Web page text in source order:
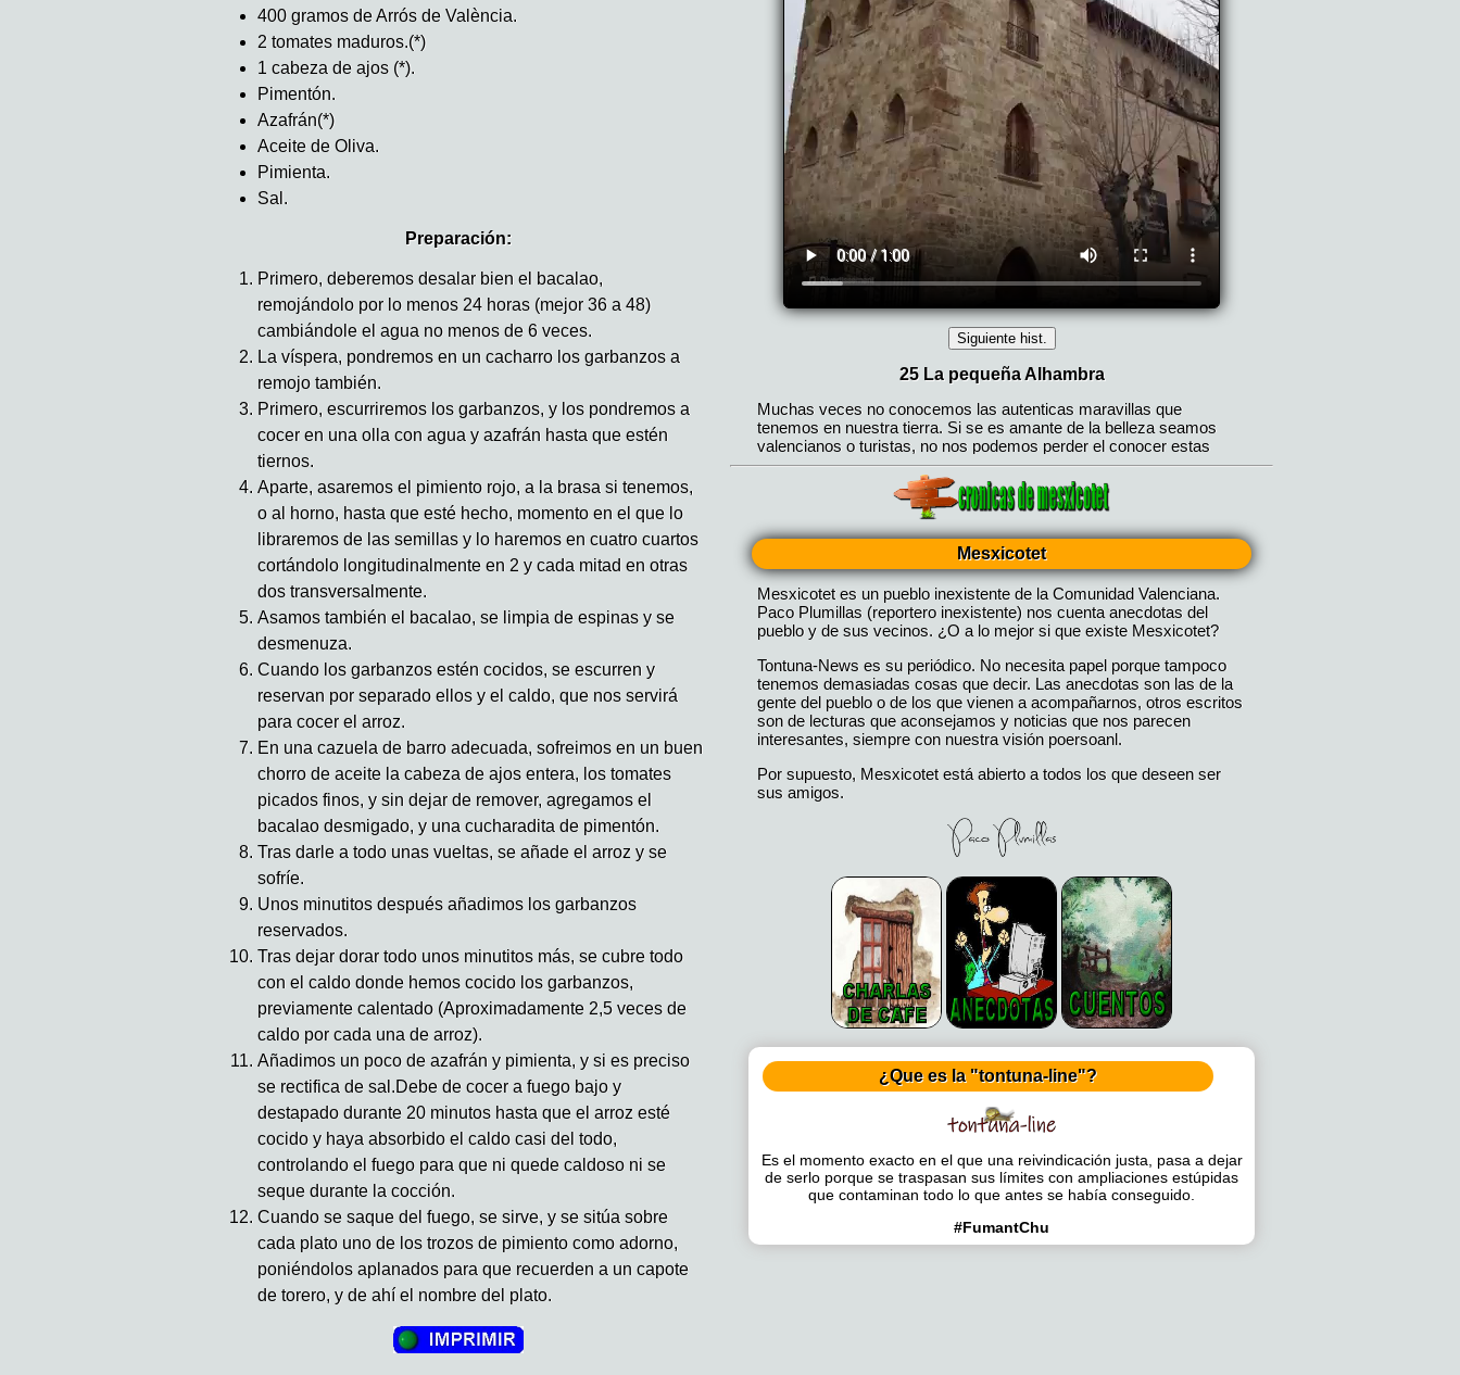
400 gramos de Arrós de València.
2 tomates maduros.(*)
1 cabeza de ajos (*).
Pimentón.
Azafrán(*)
Aceite de Oliva.
Pimienta.
Sal.
Preparación:
Primero, deberemos desalar bien el bacalao,
remojándolo por lo menos 24 horas (mejor 36 a 48)
cambiándole el agua no menos de 6 veces.
La víspera, pondremos en un cacharro los garbanzos a
remojo también.
Primero, escurriremos los garbanzos, y los pondremos a
cocer en una olla con agua y azafrán hasta que estén
tiernos.
Aparte, asaremos el pimiento rojo, a la brasa si tenemos,
o al horno, hasta que esté hecho, momento en el que lo
libraremos de las semillas y lo haremos en cuatro cuartos
cortándolo longitudinalmente en 2 y cada mitad en otras
dos transversalmente.
Asamos también el bacalao, se limpia de espinas y se
desmenuza.
Cuando los garbanzos estén cocidos, se escurren y
reservan por separado ellos y el caldo, que nos servirá
para cocer el arroz.
En una cazuela de barro adecuada, sofreimos en un buen
chorro de aceite la cabeza de ajos entera, los tomates
picados finos, y sin dejar de remover, agregamos el
bacalao desmigado, y una cucharadita de pimentón.
Tras darle a todo unas vueltas, se añade el arroz y se
sofríe.
Unos minutitos después añadimos los garbanzos
reservados.
Tras dejar dorar todo unos minutitos más, se cubre todo
con el caldo donde hemos cocido los garbanzos,
previamente calentado (Aproximadamente 2,5 veces de
caldo por cada una de arroz).
Añadimos un poco de azafrán y pimienta, y si es preciso
se rectifica de sal.Debe de cocer a fuego bajo y
destapado durante 20 minutos hasta que el arroz esté
cocido y haya absorbido el caldo casi del todo,
controlando el fuego para que ni quede caldoso ni se
seque durante la cocción.
Cuando se saque del fuego, se sirve, y se sitúa sobre
cada plato uno de los trozos de pimiento como adorno,
poniéndolos aplanados para que recuerden a un capote
de torero, y de ahí el nombre del plato.
Mesxicotet
Mesxicotet es un pueblo inexistente de la Comunidad Valenciana.
Paco Plumillas (reportero inexistente) nos cuenta anecdotas del
pueblo y de sus vecinos. ¿O a lo mejor si que existe Mesxicotet?
Tontuna-News es su periódico. No necesita papel porque tampoco
tenemos demasiadas cosas que decir. Las anecdotas son las de la
gente del pueblo o de los que vienen a acompañarnos, otros escritos
son de lecturas que aconsejamos y noticias que nos parecen
interesantes, siempre con nuestra visión poersoanl.
Por supuesto, Mesxicotet está abierto a todos los que deseen ser
sus amigos.
¿Que es la "tontuna-line"?
Es el momento exacto en el que una reivindicación justa, pasa a dejar
de serlo porque se traspasan sus límites con ampliaciones estúpidas
que contaminan todo lo que antes se había conseguido.
#FumantChu